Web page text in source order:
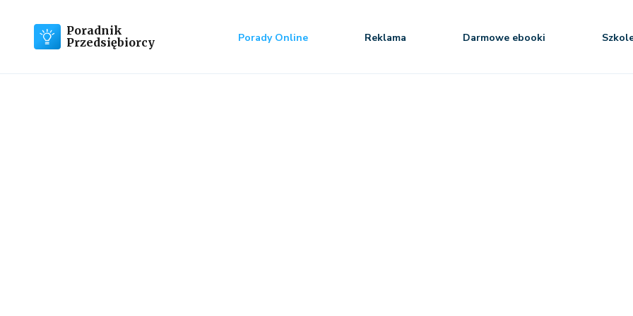
Poradnik
Przedsiębiorcy
Porady Online Reklama Darmowe ebooki